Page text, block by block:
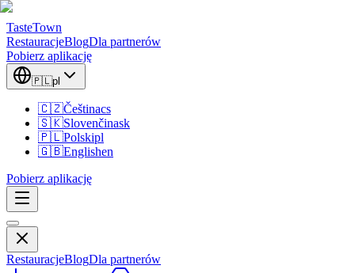
TasteTown
RestauracjeBlogDla partnerów
Pobierz aplikację
🇵🇱pl
🇨🇿Češtinacs
🇸🇰Slovenčinask
🇵🇱Polskipl
🇬🇧Englishen
Pobierz aplikację
RestauracjeBlogDla partnerów